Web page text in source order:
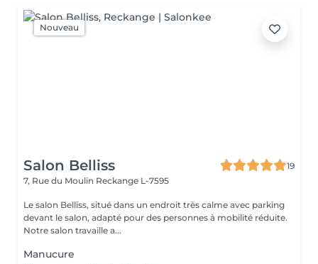
Nouveau
Salon Belliss
19
7, Rue du Moulin Reckange L-7595
Le salon Belliss, situé dans un endroit très calme avec parking
devant le salon, adapté pour des personnes à mobilité réduite.
Notre salon travaille a...
Manucure